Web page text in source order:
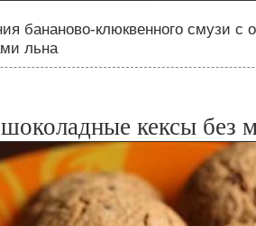
бананово-клюквенного смузи с
льна
кексы без